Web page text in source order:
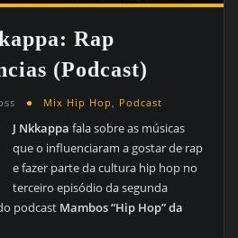
Rap
(podcast)
Mix Hip Hop , Podcast
J Nkkappa fala sobre as músicas
que o influenciaram a gostar de rap
e fazer parte da cultura hip hop no
terceiro episódio da segunda
podcast Mambos “Hip Hop” da